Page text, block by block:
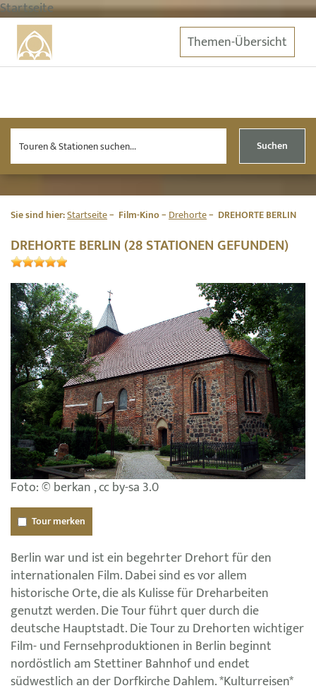
Startseite
Themen-Übersicht
Suchen
Sie sind hier:Startseite Film-Kino Drehorte DREHORTE BERLIN
DREHORTE BERLIN (28 STATIONEN GEFUNDEN)
Foto: © berkan , cc by-sa 3.0
Tour merken
Berlin war und ist ein begehrter Drehort für den
internationalen Film. Dabei sind es vor allem
historische Orte, die als Kulisse für Dreharbeiten
genutzt werden. Die Tour führt quer durch die
deutsche Hauptstadt. Die Tour zu Drehorten wichtiger
Film- und Fernsehproduktionen in Berlin beginnt
nordöstlich am Stettiner Bahnhof und endet
südwestlich an der Dorfkirche Dahlem. *Kulturreisen*